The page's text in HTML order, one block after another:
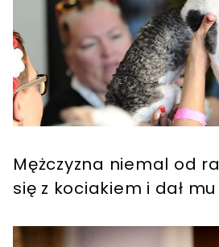
Mężczyzna niemal od
się z kociakiem i dał